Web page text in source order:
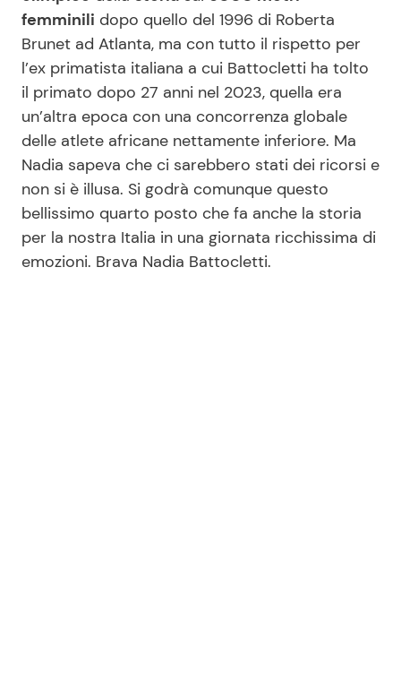
femminili dopo quello del 1996 di Roberta
Brunet ad Atlanta, ma con tutto il rispetto per
l’ex primatista italiana a cui Battocletti ha tolto
il primato dopo 27 anni nel 2023, quella era
un’altra epoca con una concorrenza globale
delle atlete africane nettamente inferiore. Ma
Nadia sapeva che ci sarebbero stati dei ricorsi e
non si è illusa. Si godrà comunque questo
bellissimo quarto posto che fa anche la storia
per la nostra Italia in una giornata ricchissima di
emozioni. Brava Nadia Battocletti.